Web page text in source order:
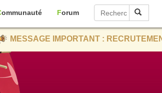
Communauté Forum
MESSAGE IMPORTANT :